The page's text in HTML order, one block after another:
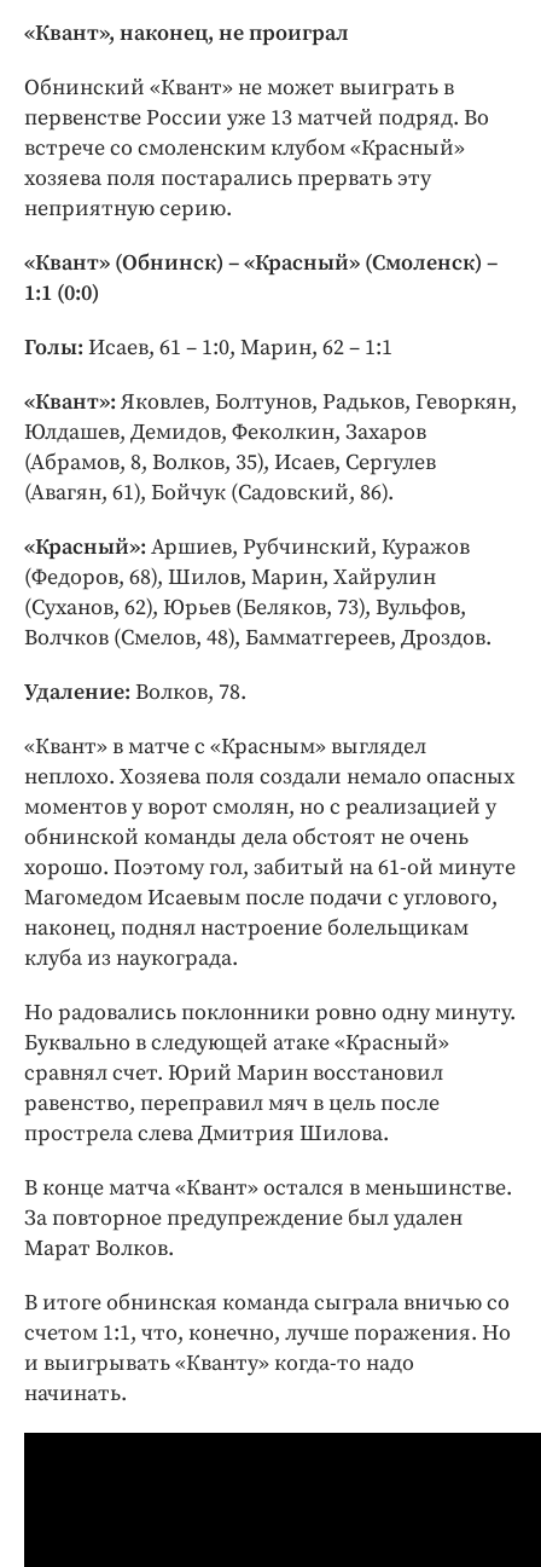
«Квант», наконец, не проиграл
Обнинский «Квант» не может выиграть в
первенстве России уже 13 матчей подряд. Во
встрече со смоленским клубом «Красный»
хозяева поля постарались прервать эту
неприятную серию.
«Квант» (Обнинск) – «Красный» (Смоленск) –
1:1 (0:0)
Голы: Исаев, 61 – 1:0, Марин, 62 – 1:1
«Квант»: Яковлев, Болтунов, Радьков, Геворкян,
Юлдашев, Демидов, Феколкин, Захаров
(Абрамов, 8, Волков, 35), Исаев, Сергулев
(Авагян, 61), Бойчук (Садовский, 86).
«Красный»: Аршиев, Рубчинский, Куражов
(Федоров, 68), Шилов, Марин, Хайрулин
(Суханов, 62), Юрьев (Беляков, 73), Вульфов,
Волчков (Смелов, 48), Бамматгереев, Дроздов.
Удаление: Волков, 78.
«Квант» в матче с «Красным» выглядел
неплохо. Хозяева поля создали немало опасных
моментов у ворот смолян, но с реализацией у
обнинской команды дела обстоят не очень
хорошо. Поэтому гол, забитый на 61-ой минуте
Магомедом Исаевым после подачи с углового,
наконец, поднял настроение болельщикам
клуба из наукограда.
Но радовались поклонники ровно одну минуту.
Буквально в следующей атаке «Красный»
сравнял счет. Юрий Марин восстановил
равенство, переправил мяч в цель после
прострела слева Дмитрия Шилова.
В конце матча «Квант» остался в меньшинстве.
За повторное предупреждение был удален
Марат Волков.
В итоге обнинская команда сыграла вничью со
счетом 1:1, что, конечно, лучше поражения. Но
и выигрывать «Кванту» когда-то надо
начинать.